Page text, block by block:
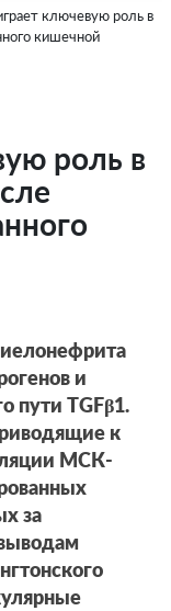
ключевую роль в
кишечной
роль в
и
пути TGFβ1.
к
МСК-
за